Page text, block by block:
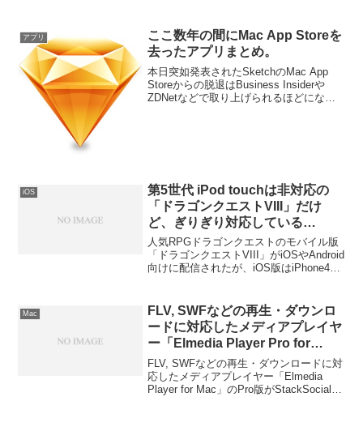
アプリ
ここ数年の間にMac App Storeを
去ったアプリまとめ。
本日突如発表されたSketchのMac App
Storeからの脱退はBusiness Insiderや
ZDNetなどで取り上げられるほどになっ
iOS
第5世代 iPod touchは非対応の
「ドラゴンクエストVIII」だけ
ど、ぎりぎり対応している
iPhone 4Sや初代iPad miniでは
重い？
人気RPGドラゴンクエストのモバイル版
「ドラゴンクエストVIII」がiOSやAndroid
向けに配信されたが、iOS版はiPhone4S
iPhone4Sや初代iPad miniでもプレイは厳
しいようです。詳細は以下から。
Mac
FLV, SWFなどの再生・ダウンロ
ードに対応したメディアプレイヤ
ー「Elmedia Player Pro for
Mac」を使ってみた。
FLV, SWFなどの再生・ダウンロードに対
応したメディアプレイヤー「Elmedia
Player for Mac」のPro版がStackSocialの